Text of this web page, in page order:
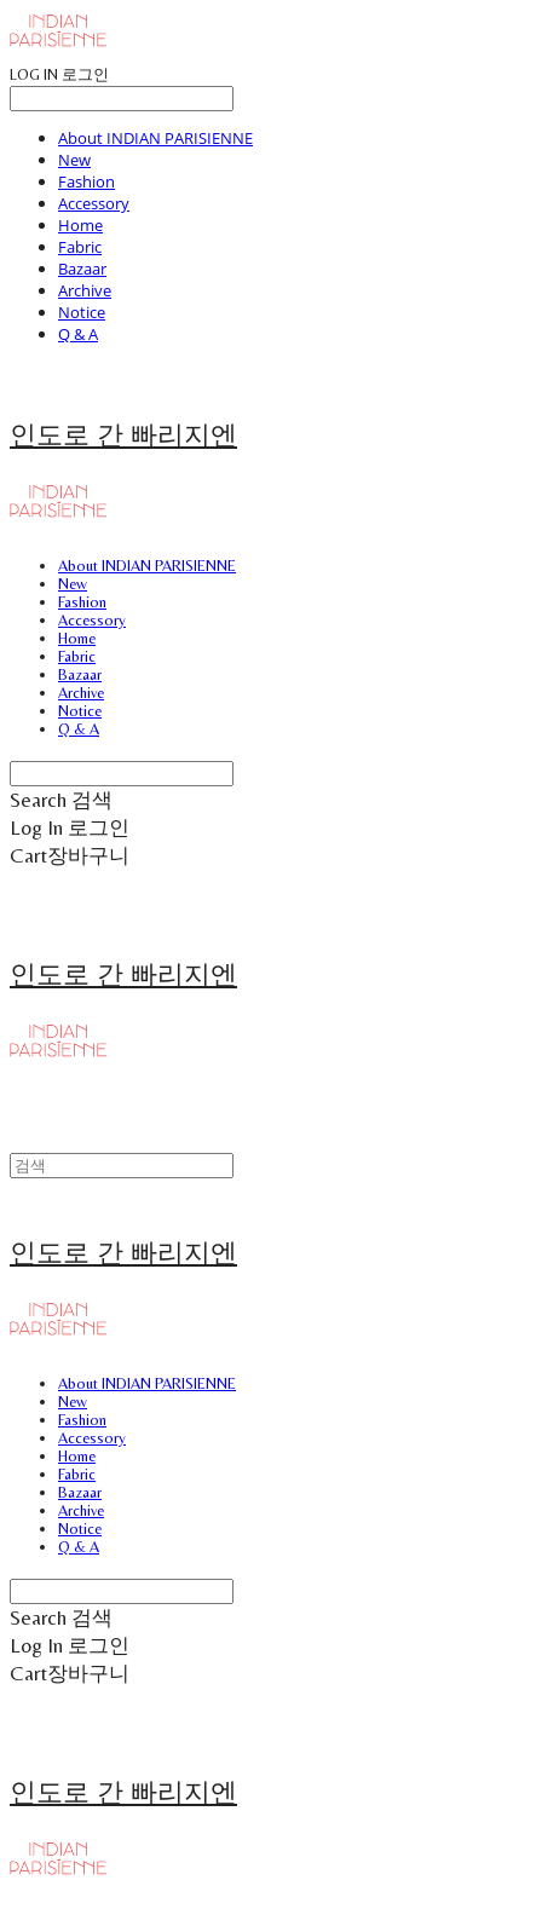
LOG IN 로그인
About INDIAN PARISIENNE
New
Fashion
Accessory
Home
Fabric
Bazaar
Archive
Notice
Q & A
인도로 간 빠리지엔
About INDIAN PARISIENNE
New
Fashion
Accessory
Home
Fabric
Bazaar
Archive
Notice
Q & A
Search 검색
Log In 로그인
Cart장바구니
인도로 간 빠리지엔
인도로 간 빠리지엔
About INDIAN PARISIENNE
New
Fashion
Accessory
Home
Fabric
Bazaar
Archive
Notice
Q & A
Search 검색
Log In 로그인
Cart장바구니
인도로 간 빠리지엔